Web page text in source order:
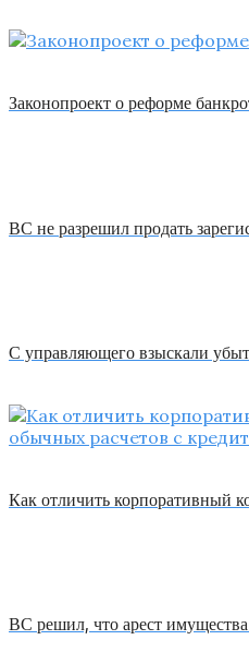
Законопроект о реформе
ВС не разрешил продать
С управляющего взыскали
Как отличить корпоративный
ВС решил, что арест